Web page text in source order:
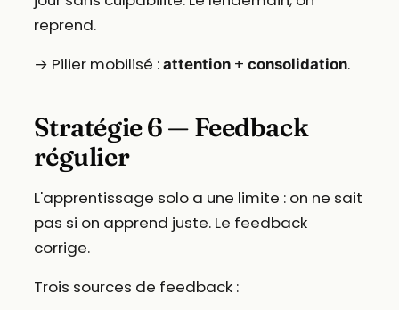
reprend.
→ Pilier mobilisé : attention+ consolidation.
Stratégie 6 — Feedback
régulier
L'apprentissage solo a une limite : on ne sait
pas si on apprend juste. Le feedback
corrige.
Trois sources de feedback :